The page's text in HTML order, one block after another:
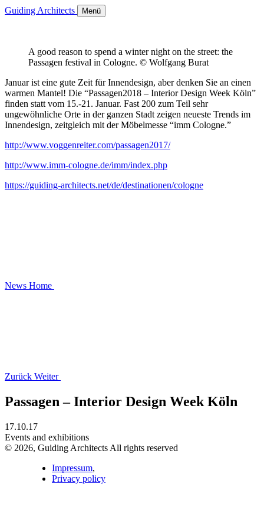
Guiding Architects Menü
A good reason to spend a winter night on the street: the
Passagen festival in Cologne. © Wolfgang Burat
Januar ist eine gute Zeit für Innendesign, aber denken Sie an einen
warmen Mantel! Die “Passagen2018 – Interior Design Week Köln”
finden statt vom 15.-21. Januar. Fast 200 zum Teil sehr
ungewöhnliche Orte in der ganzen Stadt zeigen neueste Trends im
Innendesign, zeitgleich mit der Möbelmesse “imm Cologne.”
http://www.voggenreiter.com/passagen2017/
http://www.imm-cologne.de/imm/index.php
https://guiding-architects.net/de/destinationen/cologne
News Home
Zurück Weiter
Passagen – Interior Design Week Köln
17.10.17
Events and exhibitions
© 2026, Guiding Architects All rights reserved
Impressum,
Privacy policy